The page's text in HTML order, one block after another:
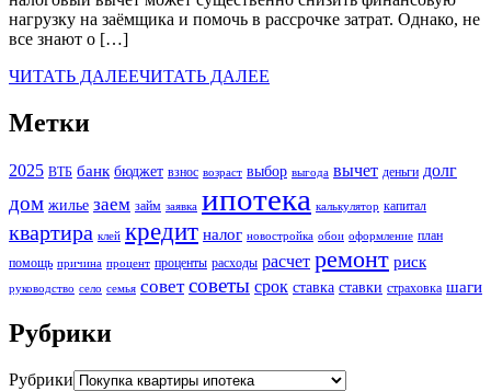
нагрузку на заёмщика и помочь в рассрочке затрат. Однако, не
все знают о […]
ЧИТАТЬ ДАЛЕЕЧИТАТЬ ДАЛЕЕ
Метки
2025 ВТБ банк бюджет взнос возраст выбор выгода вычет деньги долг
дом жилье заем займ заявка ипотека калькулятор капитал
квартира клей кредит налог новостройка обои оформление план
помощь причина процент проценты расходы расчет ремонт риск
руководство село семья совет советы срок ставка ставки страховка шаги
Рубрики
Рубрики